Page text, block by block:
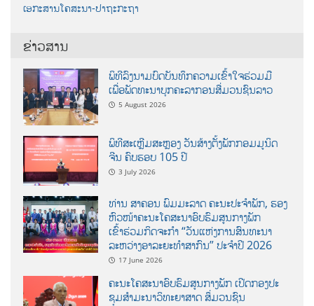
ເອກະສານໂຄສະນາ-ປາຖະກະຖາ
ຂ່າວສານ
ພິທີລົງນາມບົດບັນທຶກຄວາມເຂົ້າໃຈຮ່ວມມື
ເພື່ອພັດທະນາບຸກຄະລາກອນສື່ມວນຊົນລາວ
5 August 2026
ພິທີສະເຫຼີມສະຫຼອງ ວັນສ້າງຕັ້ງພັກກອມມູນິດ
ຈີນ ຄົບຮອບ 105 ປີ
3 July 2026
ທ່ານ ສາຄອນ ພົມມະລາດ ຄະນະປະຈໍາພັກ, ຮອງ
ຫົວໜ້າຄະນະໂຄສະນາອົບຮົມສູນກາງພັກ
ເຂົ້າຮ່ວມກິດຈະກຳ “ວັນແຫ່ງການສົນທະນາ
ລະຫວ່າງອາລະຍະທຳສາກົນ” ປະຈຳປີ 2026
17 June 2026
ຄະນະໂຄສະນາອົບຮົມສູນກາງພັກ ເປີດກອງປະ
ຊຸມສຳມະນາວິທະຍາສາດ ສຶ່ມວນຊົນ